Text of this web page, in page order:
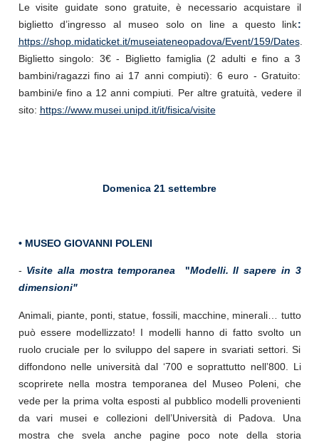
Le visite guidate sono gratuite, è necessario acquistare il
biglietto d’ingresso al museo solo on line a questo link:
https://shop.midaticket.it/museiateneopadova/Event/159/Dates.
Biglietto singolo: 3€ - Biglietto famiglia (2 adulti e fino a 3
bambini/ragazzi fino ai 17 anni compiuti): 6 euro - Gratuito:
bambini/e fino a 12 anni compiuti. Per altre gratuità, vedere il
sito: https://www.musei.unipd.it/it/fisica/visite
Domenica 21 settembre
• MUSEO GIOVANNI POLENI
- Visite alla mostra temporanea "Modelli. Il sapere in 3
dimensioni"
Animali, piante, ponti, statue, fossili, macchine, minerali… tutto
può essere modellizzato! I modelli hanno di fatto svolto un
ruolo cruciale per lo sviluppo del sapere in svariati settori. Si
diffondono nelle università dal ‘700 e soprattutto nellʼ800. Li
scoprirete nella mostra temporanea del Museo Poleni, che
vede per la prima volta esposti al pubblico modelli provenienti
da vari musei e collezioni dell’Università di Padova. Una
mostra che svela anche pagine poco note della storia